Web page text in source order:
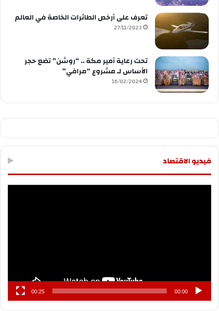
تعرف على أرخص الطائرات الخاصة في العالم
27/11/2023
تحت رعاية أمير مكة .. “روشن” تضع حجر
الأساس لـ مشروع “مرافي”
16/02/2024
فيديو الاقتصاد
00:00
00:25